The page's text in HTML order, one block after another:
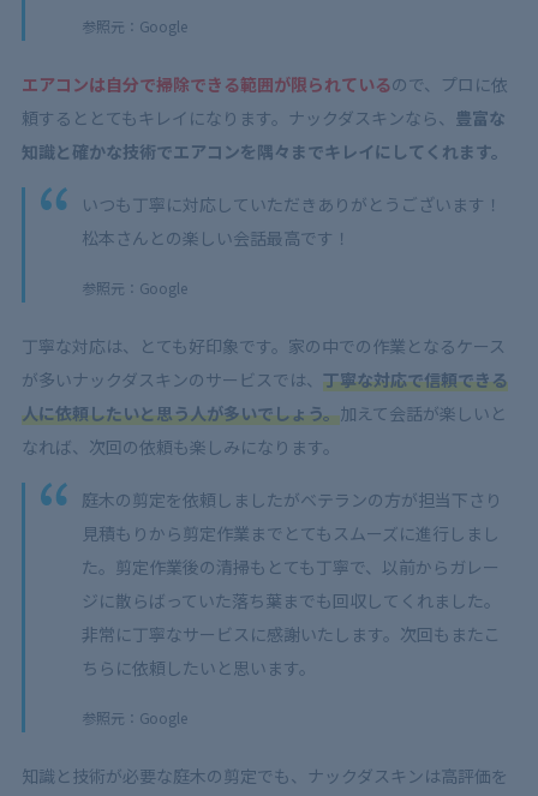
参照元：Google
エアコンは自分で掃除できる範囲が限られているので、プロに依
頼するととてもキレイになります。ナックダスキンなら、 豊富な
知識と確かな技術でエアコンを隅々までキレイにしてくれます。
いつも丁寧に対応していただきありがとうございます！
松本さんとの楽しい会話最高です！
参照元：Google
丁寧な対応は、とても好印象です。家の中での作業となるケース
が多いナックダスキンのサービスでは、 丁寧な対応で信頼できる
人に依頼したいと思う人が多いでしょう。加えて会話が楽しいと
なれば、次回の依頼も楽しみになります。
庭木の剪定を依頼しましたがベテランの方が担当下さり
見積もりから剪定作業までとてもスムーズに進行しまし
た。剪定作業後の清掃もとても丁寧で、以前からガレー
ジに散らばっていた落ち葉までも回収してくれました。
非常に丁寧なサービスに感謝いたします。次回もまたこ
ちらに依頼したいと思います。
参照元：Google
知識と技術が必要な庭木の剪定でも、ナックダスキンは高評価を